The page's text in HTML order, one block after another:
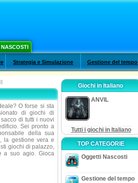
Strategia e Simulazione Gestione del tempo
O forse si sta
di giochi di
di tutti i nuovi
Sei pronto a
della sua
la gestione vera e
giochi di palazzo,
a suo agio. Gioca
Giochi in Italiano
ANVIL
Tutti i giochi in Italiano
TOP CATEGORIE
Oggetti Nascosti
Gestione del tempo